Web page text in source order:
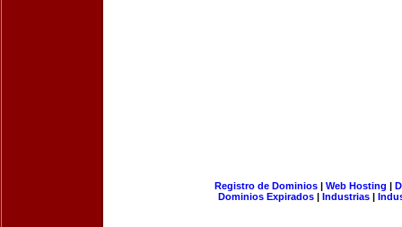
Registro de Dominios| Web Hosting |
Dominios Expirados | Industrias |